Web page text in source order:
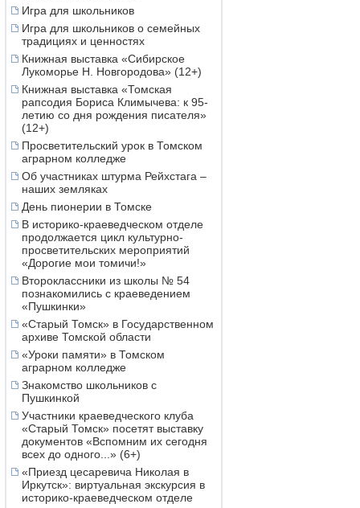
Игра для школьников
Игра для школьников о семейных
традициях и ценностях
Книжная выставка «Сибирское
Лукоморье Н. Новгородова» (12+)
Книжная выставка «Томская
рапсодия Бориса Климычева: к 95-
летию со дня рождения писателя»
(12+)
Просветительский урок в Томском
аграрном колледже
Об участниках штурма Рейхстага –
наших земляках
День пионерии в Томске
В историко-краеведческом отделе
продолжается цикл культурно-
просветительских мероприятий
«Дорогие мои томичи!»
Второклассники из школы № 54
познакомились с краеведением
«Пушкинки»
«Старый Томск» в Государственном
архиве Томской области
«Уроки памяти» в Томском
аграрном колледже
Знакомство школьников с
Пушкинкой
Участники краеведческого клуба
«Старый Томск» посетят выставку
документов «Вспомним их сегодня
всех до одного...» (6+)
«Приезд цесаревича Николая в
Иркутск»: виртуальная экскурсия в
историко-краеведческом отделе